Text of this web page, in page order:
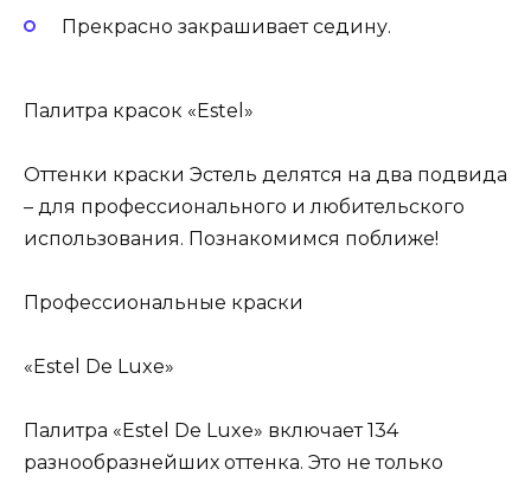
Прекрасно закрашивает седину.
Палитра красок «Estel»
Оттенки краски Эстель делятся на два подвида
– для профессионального и любительского
использования. Познакомимся поближе!
Профессиональные краски
«Estel De Luxe»
Палитра «Estel De Luxe» включает 134
разнообразнейших оттенка. Это не только